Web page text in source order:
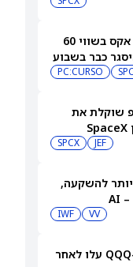
עסקת קורסור של ספייס אקס בשווי 60
כבר בשבוע
PC:CURSO
שוקלת את
הספקולציות על מיזוג בין SpaceX
JEF
SPCX
להשקעה,
VV
IWF
שוק המניות היום: SPY ו-QQQ עלו לאחר